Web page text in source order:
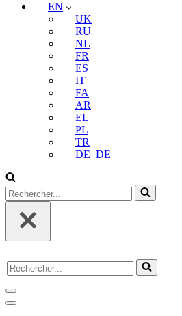
EN
UK
RU
NL
FR
ES
IT
FA
AR
EL
PL
TR
DE_DE
Rechercher...
Rechercher...
Menu
de
Menu